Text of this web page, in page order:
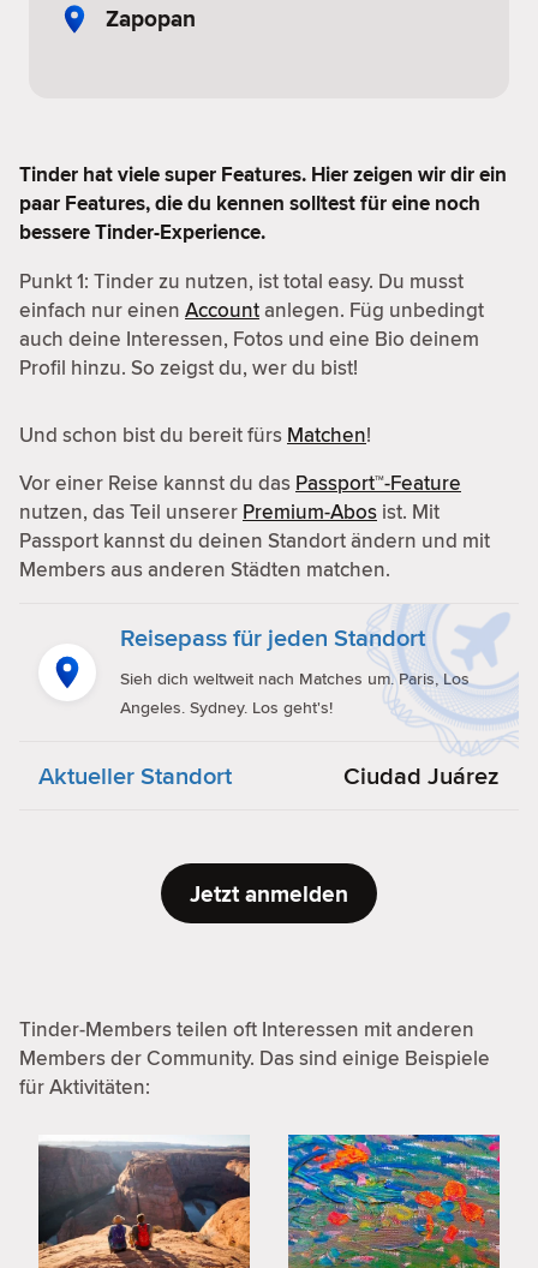
Zapopan
Tinder hat viele super Features. Hier zeigen wir dir ein
paar Features, die du kennen solltest für eine noch
bessere Tinder-Experience.
Punkt 1: Tinder zu nutzen, ist total easy. Du musst
einfach nur einen Accountanlegen. Füg unbedingt
auch deine Interessen, Fotos und eine Bio deinem
Profil hinzu. So zeigst du, wer du bist!
Und schon bist du bereit fürs Matchen!
Vor einer Reise kannst du das Passport™-Feature
nutzen, das Teil unserer Premium-Abos ist. Mit
Passport kannst du deinen Standort ändern und mit
Members aus anderen Städten matchen.
Reisepass für jeden Standort
Sieh dich weltweit nach Matches um. Paris, Los
Angeles. Sydney. Los geht's!
Aktueller Standort Ciudad Juárez
Jetzt anmelden
Tinder-Members teilen oft Interessen mit anderen
Members der Community. Das sind einige Beispiele
für Aktivitäten: